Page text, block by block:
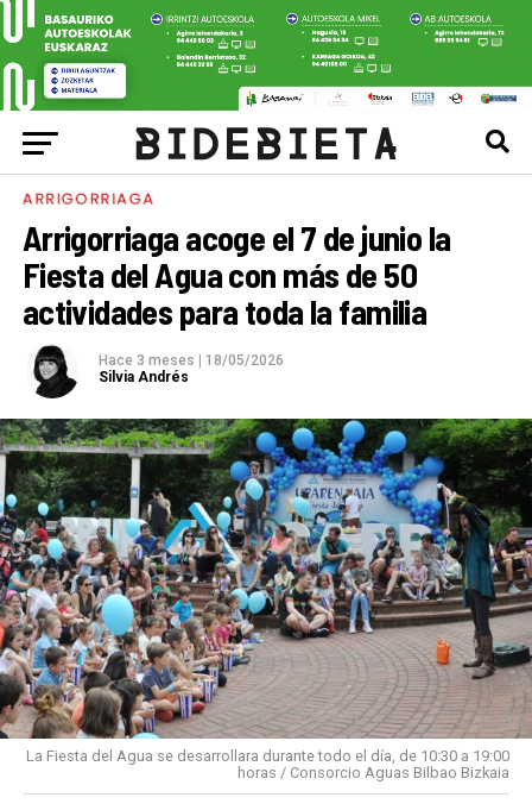
ARRIGORRIAGA
Arrigorriaga acoge el 7 de junio la
Fiesta del Agua con más de 50
actividades para toda la familia
Hace 3 meses
18/05/2026
Silvia Andrés
La Fiesta del Agua se desarrollara durante todo el día, de 10:30 a 19:00
horas / Consorcio Aguas Bilbao Bizkaia